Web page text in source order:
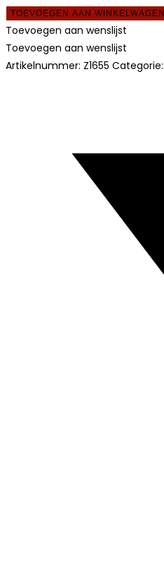
groot
Jezusbeeld
aantal
TOEVOEGEN AAN WINKELWAGEN
Toevoegen aan wenslijst
Toevoegen aan wenslijst
Artikelnummer: Z1655 Categorie: